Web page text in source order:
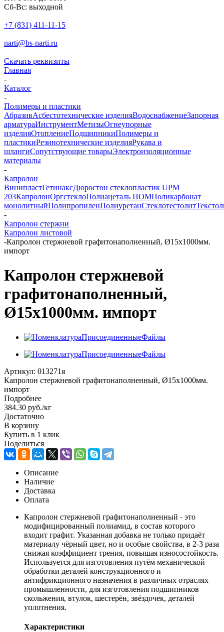
Сб-Вс: выходной
+7 (831) 411-11-15
narti@bs-narti.ru
Скачать реквизиты
Главная
-
Каталог
-
Полимеры и пластики
АбразивАсбестотехнические изделияВодоснабжениеЗапорная
арматураИнструментМетизыОгнеупорные
изделияОтоплениеПодшипникиПолимеры и
пластикиРезинотехнические изделияРукава и
шлангиСопутствующие товарыЭлектроизоляционные
материалы
-
Капролон
ВинипластГетинаксДюростон стеклопластик UPM
203КапролонОргстеклоПолиацеталь ПОМПоликарбонат
монолитныйПолипропиленПолиуретанСтеклотестолит
-
Капролон стержни
Капролон листовой
-Капролон стержневой графитонаполненный, Ø15х1000мм.
импорт
Капролон стержневой
графитонаполненный,
Ø15х1000мм. импорт
Артикул: 013271я
Капролон стержневой графитонаполненный, Ø15х1000мм.
импорт
Подробнее
384.30 руб./кг
Достаточно
В корзину
Купить в 1 клик
Поделиться
Описание
Наличие
Доставка
Оплата
Капролон стержневой графитонаполненный - это
модифицированный полиамид, в состав которого
входит графит. Указанная добавка не только придаёт
материалу чёрный цвет, но и особые свойства, в 2-3 раза
снижая коэффициент трения, повышая износостойкость.
Используется для изготовления путём механической
обработки деталей конструкционного и
антифрикционного назначения в различных отраслях
промышленности, для изготовления подшипников
скольжения, втулок, шестерён, звёздочек, деталей
уплотнения.
Характеристики